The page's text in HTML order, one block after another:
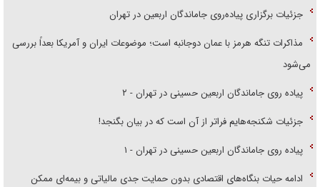
جزئیات برگزاری پیاده‌روی جاماندگان اربعین در تهران
مذاکرات تنگه هرمز با عمان دوجانبه است؛ موضوعات ایران و آمریکا بعداً بررسی
می‌شود
پیاده روی جاماندگان اربعین حسینی در تهران - ۲
جزئیات شکنجه‌هایم فراتر از آن است که در بیان بگنجد!
پیاده روی جاماندگان اربعین حسینی در تهران - ۱
ادامه حیات بنگاه‌های اقتصادی بدون حمایت جدی مالیاتی و بیمه‌ای ممکن